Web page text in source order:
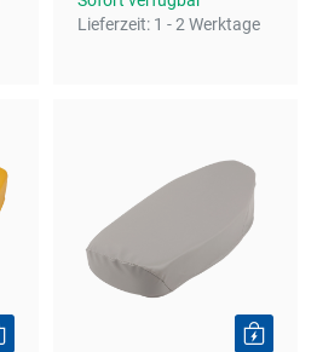
Lieferzeit: 1 - 2 Werktage